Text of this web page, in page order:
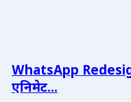
WhatsApp
एनिमेट...